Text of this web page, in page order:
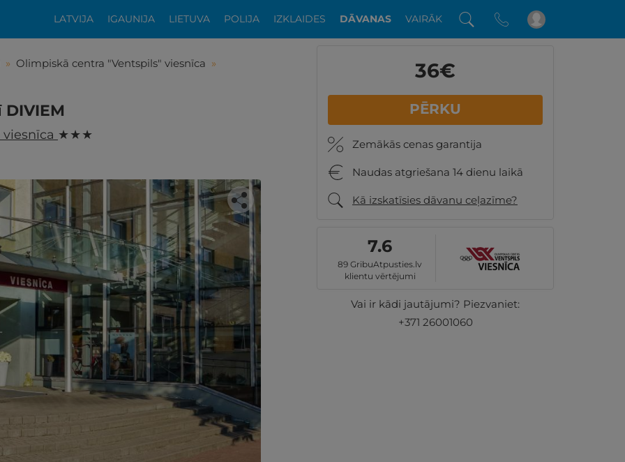
LATVIJA IGAUNIJA LIETUVA POLIJA IZKLAIDES DĀVANAS VAIRĀK
» Olimpiskā centra "Ventspils" viesnīca »
★ ★ ★
šis piedāvājums?
atpūtai atlikuši tikai daži soļi
PĒRKU
36€
PĒRKU
Zemākās cenas garantija
Naudas atgriešana 14 dienu laikā
Kā izskatīsies dāvanu ceļazīme?
7.6
89 GribuAtpusties.lv
klientu vērtējumi
Vai ir kādi jautājumi? Piezvaniet:
+371 26001060